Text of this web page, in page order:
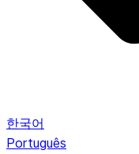
한국어
Português